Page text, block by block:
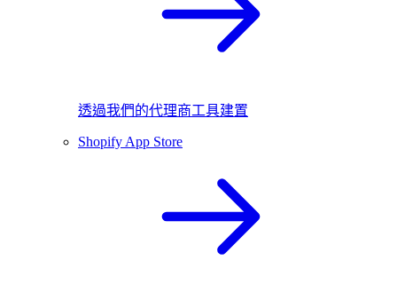
透過我們的代理商工具建置
Shopify App Store